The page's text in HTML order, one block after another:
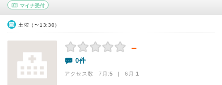
マイナ受付
土曜（〜13:30）
－
0件
アクセス数 7月:5 | 6月:1